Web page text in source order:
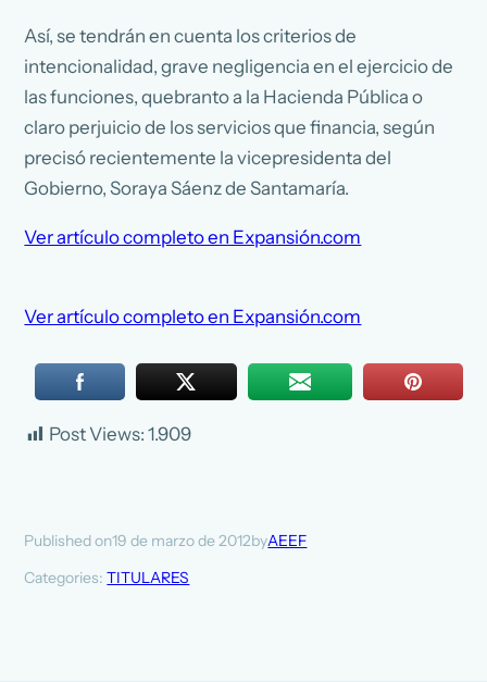
Así, se tendrán en cuenta los criterios de
intencionalidad, grave negligencia en el ejercicio de
las funciones, quebranto a la Hacienda Pública o
claro perjuicio de los servicios que financia, según
precisó recientemente la vicepresidenta del
Gobierno, Soraya Sáenz de Santamaría.
Ver artículo completo en Expansión.com
Ver artículo completo en Expansión.com
Post Views: 1.909
Published on19 de marzo de 2012byAEEF
Categories:TITULARES